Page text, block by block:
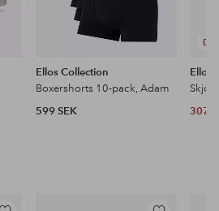
Ellos Collection
Boxershorts 10-pack, Adam
599 SEK
Ellos
307